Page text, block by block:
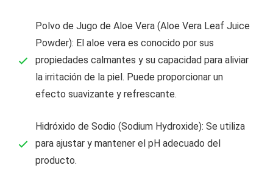
Polvo de Jugo de Aloe Vera (Aloe Vera Leaf Juice
Powder): El aloe vera es conocido por sus
propiedades calmantes y su capacidad para aliviar
la irritación de la piel. Puede proporcionar un
efecto suavizante y refrescante.
Hidróxido de Sodio (Sodium Hydroxide): Se utiliza
para ajustar y mantener el pH adecuado del
producto.